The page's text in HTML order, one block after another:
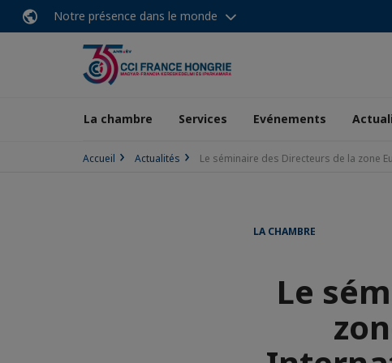
Notre présence dans le monde
La chambre Services Evénements
Accueil Actualités Le séminaire des Directeurs de la zone
LA CHAMBRE
Le